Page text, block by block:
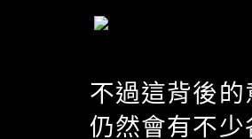
不過這背後
仍然會有不